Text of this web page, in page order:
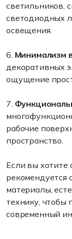
светильников,
светодиодных
освещения.
6. Минимализм
декоративных
ощущение
7.
рабочие
пространство.
Если вы хотите
рекомендуется
материалы,
технику, чтобы
современный